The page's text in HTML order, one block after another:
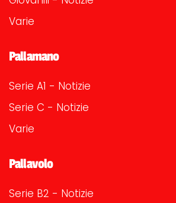
Varie
Pallamano
Serie A1 - Notizie
Serie C - Notizie
Varie
Pallavolo
Serie B2 - Notizie